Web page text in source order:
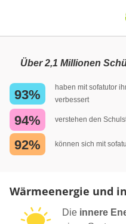
Über 2,1 Millionen
93%
haben mit sofatutor
verbessert
94% verstehen den
92% können sich mit
Wärmeenergie und
Die innere